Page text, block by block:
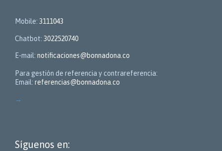
Mobile: 3111043
Chatbot: 3022520740
E-mail: notificaciones@bonnadona.co
Para gestión de referencia y contrareferencia:
Email: referencias@bonnadona.co
→
Síguenos en: